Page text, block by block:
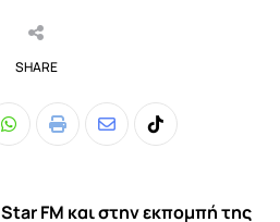
SHARE
Whatsapp
Print
ShareTiktok
Star FM και στην εκπομπή της